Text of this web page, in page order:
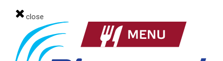
close